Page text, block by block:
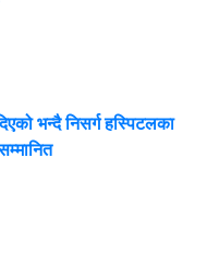
भन्दै निसर्ग हस्पिटलका